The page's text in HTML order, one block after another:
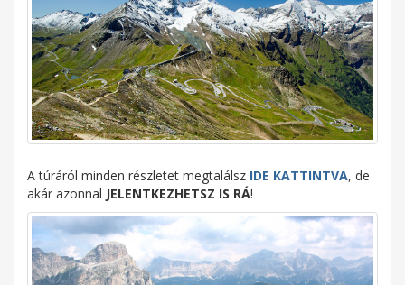
A túráról minden részletet megtalálsz IDE KATTINTVA, de
akár azonnal JELENTKEZHETSZ IS RÁ!